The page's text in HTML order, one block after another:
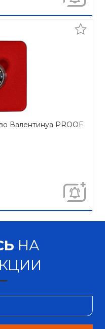
Валентинуа PROOF
НА